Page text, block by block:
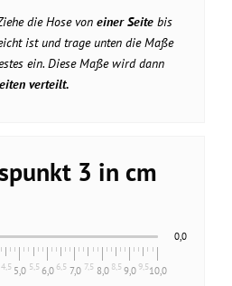
die Hose von einer Seite bis
ist und trage unten die Maße
ein. Diese Maße wird dann
verteilt.
3 in cm
4,5 5,0 5,5 6,0 6,5 7,0 7,5 8,0 8,5 9,0 9,510,0
0,0